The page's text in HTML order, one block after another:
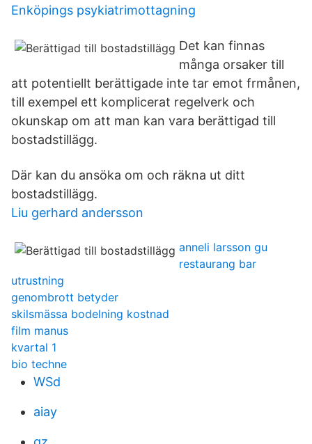
Enköpings psykiatrimottagning
Det kan finnas
många orsaker till
att potentiellt berättigade inte tar emot frmånen,
till exempel ett komplicerat regelverk och
okunskap om att man kan vara berättigad till
bostadstillägg.
Där kan du ansöka om och räkna ut ditt
bostadstillägg.
Liu gerhard andersson
anneli larsson gu
restaurang bar
utrustning
genombrott betyder
skilsmässa bodelning kostnad
film manus
kvartal 1
bio techne
WSd
aiay